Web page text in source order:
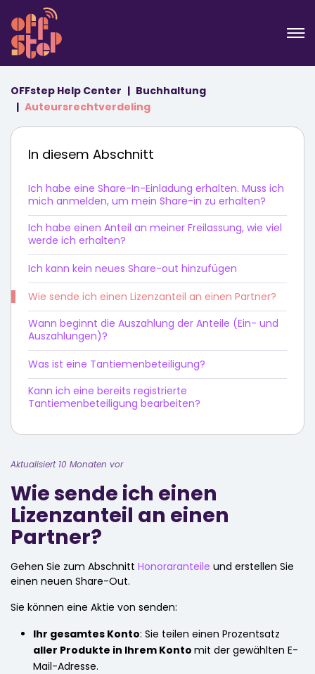
OFFstep Help Center
Buchhaltung
Auteursrechtverdeling
In diesem Abschnitt
Ich habe eine Share-In-Einladung erhalten. Muss ich
mich anmelden, um mein Share-in zu erhalten?
Ich habe einen Anteil an meiner Freilassung, wie viel
werde ich erhalten?
Ich kann kein neues Share-out hinzufügen
Wie sende ich einen Lizenzanteil an einen Partner?
Wann beginnt die Auszahlung der Anteile (Ein- und
Auszahlungen)?
Was ist eine Tantiemenbeteiligung?
Kann ich eine bereits registrierte
Tantiemenbeteiligung bearbeiten?
Aktualisiert 10 Monaten vor
Wie sende ich einen
Lizenzanteil an einen
Partner?
Gehen Sie zum Abschnitt Honoraranteile und erstellen Sie
einen neuen Share-Out.
Sie können eine Aktie von senden:
Ihr gesamtes Konto: Sie teilen einen Prozentsatz
aller Produkte in Ihrem Konto mit der gewählten E-
Mail-Adresse.